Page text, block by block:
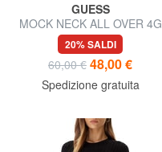
GUESS
MOCK NECK ALL OVER 4G
T-shirt slim fit con strass
20% SALDI
60,00 € 48,00 €
Spedizione gratuita